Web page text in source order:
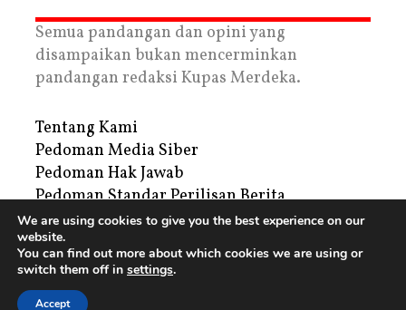
Semua pandangan dan opini yang
disampaikan bukan mencerminkan
pandangan redaksi Kupas Merdeka.
Tentang Kami
Pedoman Media Siber
Pedoman Hak Jawab
Pedoman Standar Perilisan Berita
Privacy Policy
Periklanan
Copyright © 2026 | PT. Tegar Kupas Mediatama
We are using cookies to give you the best experience on our
website.
You can find out more about which cookies we are using or
switch them off in settings.
Accept